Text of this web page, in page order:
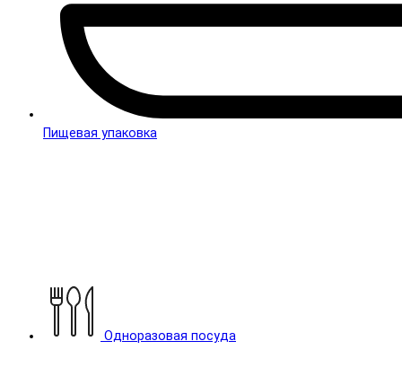
Пищевая упаковка
Одноразовая посуда